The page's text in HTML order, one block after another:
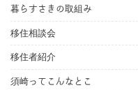
暮らすさきの取組み
移住相談会
移住者紹介
須崎ってこんなとこ